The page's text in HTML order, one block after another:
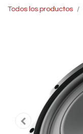
Todos los productos